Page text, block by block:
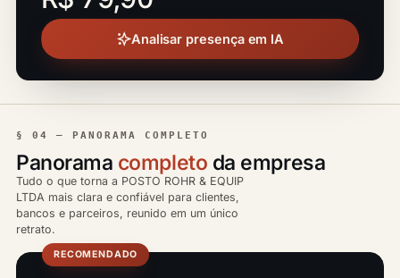
Analisar presença em IA
§ 04 — PANORAMA COMPLETO
Panorama completo da empresa
Tudo o que torna a POSTO ROHR & EQUIP
LTDA mais clara e confiável para clientes,
bancos e parceiros, reunido em um único
retrato.
RECOMENDADO